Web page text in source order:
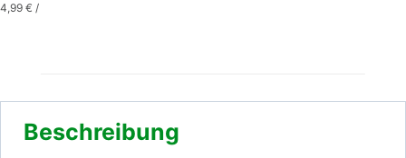
Karotte
4,99 € /
Beschreibung